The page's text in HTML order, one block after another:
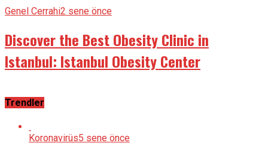
Genel Cerrahi2 sene önce
Discover the Best Obesity Clinic in
Istanbul: Istanbul Obesity Center
Trendler
Koronavirüs5 sene önce